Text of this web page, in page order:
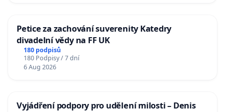
Petice za zachování suverenity Katedry
divadelní vědy na FF UK
180 podpisů
180 Podpisy / 7 dní
6 Aug 2026
Vyjádření podpory pro udělení milosti – Denis